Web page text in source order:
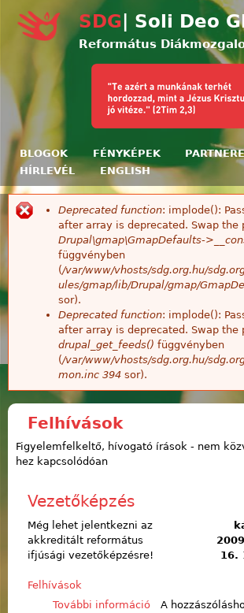
SDG | Soli Deo
Református
BLOGOK FÉNYKÉPEK
HÍRLEVÉL
ENGLISH
Hibaüzenet
Deprecated function: implode():
after array is deprecated. Swap the
Drupal\gmap\GmapDefaults-
függvényben
(/var/www/vhosts/sdg.org.hu/
ules/gmap/lib/Drupal/gmap/
sor).
Deprecated function: implode():
after array is deprecated. Swap the
drupal_get_feeds() függvényben
(/var/www/vhosts/sdg.org.hu/
mon.inc 394 sor).
Felhívások
Figyelemfelkeltő, hívogató írások - nem
hez kapcsolódóan
Vezetőképzés
16.
Még lehet jelentkezni az
akkreditált református
ifjúsági vezetőképzésre!
Felhívások
További információVezetőképzés
A